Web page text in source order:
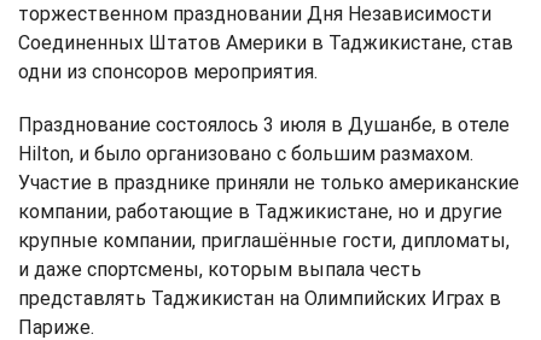
торжественном праздновании Дня Независимости
Соединенных Штатов Америки в Таджикистане, став
одни из спонсоров мероприятия.
Празднование состоялось 3 июля в Душанбе, в отеле
Hilton, и было организовано с большим размахом.
Участие в празднике приняли не только американские
компании, работающие в Таджикистане, но и другие
крупные компании, приглашённые гости, дипломаты,
и даже спортсмены, которым выпала честь
представлять Таджикистан на Олимпийских Играх в
Париже.